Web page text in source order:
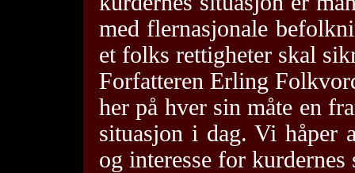
med flernasjonale
et folks rettigheter skal
Forfatteren Erling
her på hver sin måte en
situasjon i dag. Vi håper
og interesse for kurdernes